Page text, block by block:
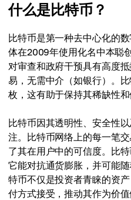
什么是比特币？
比特币是第一种去中心化的
体在2009年使用化名中本聪
对审查和政府干预具有高度
易，无需中介（如银行）。
枚，这有助于保持其稀缺性和
比特币因其透明性、安全性
注。比特币网络上的每一笔
了其在用户中的可信度。比
它能对抗通货膨胀，并可能
特币不仅是投资者青睐的资
付方式接受，推动其作为价